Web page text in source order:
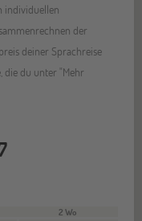
individuellen
der
deiner Sprachreise
die du unter "Mehr
2 Wo